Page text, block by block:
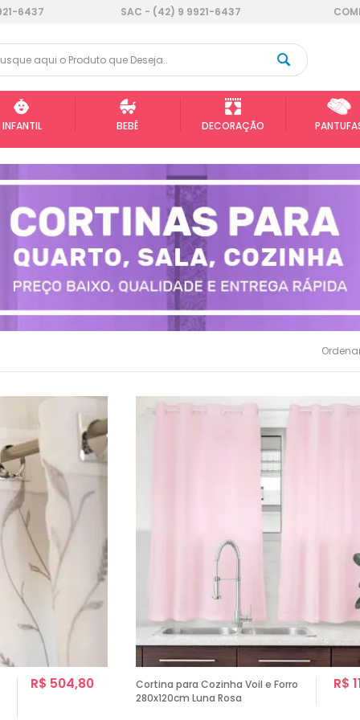
6437 SAC - (42) 9 9921-6437
INFANTIL BEBÊ DECORAÇÃO
R$ 504,80
Cortina para Cozinha Voil e Forro
280x120cm Luna Rosa
R$